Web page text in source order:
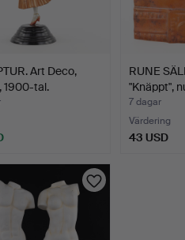
Art Deco,
1900-tal.
RUNE
"Knäppt",
7 dagar
Värdering
43 USD